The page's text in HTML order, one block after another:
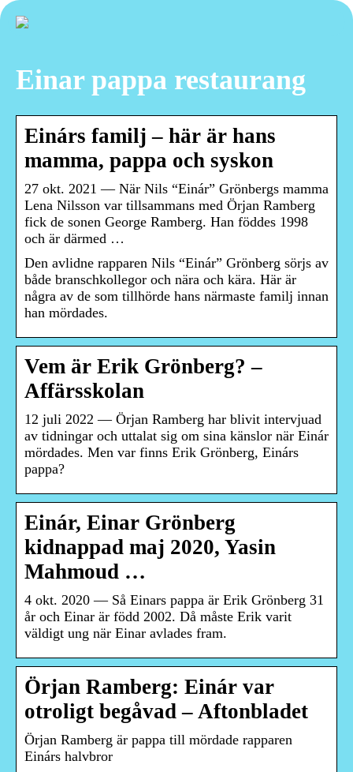
Einar pappa restaurang
Einárs familj – här är hans
mamma, pappa och syskon
27 okt. 2021 — När Nils “Einár” Grönbergs mamma
Lena Nilsson var tillsammans med Örjan Ramberg
fick de sonen George Ramberg. Han föddes 1998
och är därmed …
Den avlidne rapparen Nils “Einár” Grönberg sörjs av
både branschkollegor och nära och kära. Här är
några av de som tillhörde hans närmaste familj innan
han mördades.
Vem är Erik Grönberg? –
Affärsskolan
12 juli 2022 — Örjan Ramberg har blivit intervjuad
av tidningar och uttalat sig om sina känslor när Einár
mördades. Men var finns Erik Grönberg, Einárs
pappa?
Einár, Einar Grönberg
kidnappad maj 2020, Yasin
Mahmoud …
4 okt. 2020 — Så Einars pappa är Erik Grönberg 31
år och Einar är född 2002. Då måste Erik varit
väldigt ung när Einar avlades fram.
Örjan Ramberg: Einár var
otroligt begåvad – Aftonbladet
Örjan Ramberg är pappa till mördade rapparen
Einárs halvbror